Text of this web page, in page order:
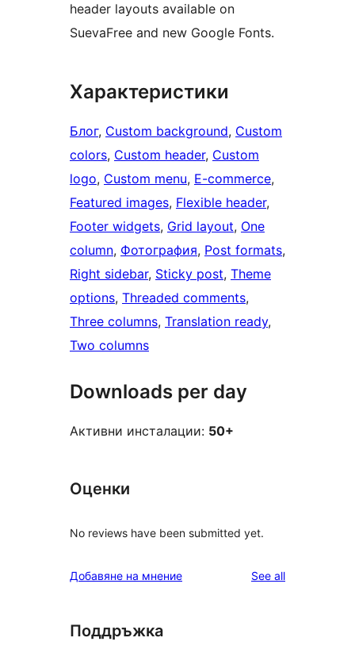
header layouts available on
SuevaFree and new Google Fonts.
Характеристики
Блог, Custom background, Custom
colors, Custom header, Custom
logo, Custom menu, E-commerce
Featured images, Flexible header
Footer widgets, Grid layout, One
column, Фотография, Post formats
Right sidebar, Sticky post, Theme
options, Threaded comments
Three columns, Translation ready
Two columns
Downloads per day
Активни инсталации: 50+
Оценки
No reviews have been submitted yet.
Добавяне на мнение See allreviews
Поддръжка